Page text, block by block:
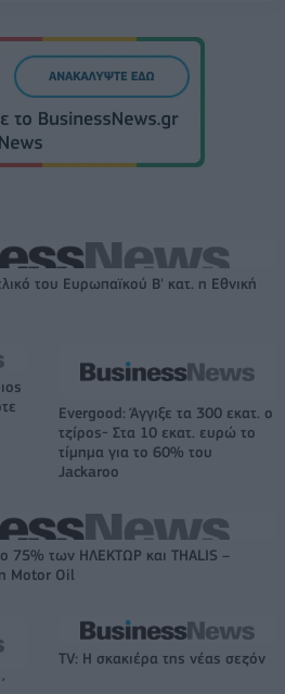
του Ευρωπαϊκού Β' κατ. η Εθνική
Evergood: Άγγιξε τα 300 εκατ. ο
τζίρος- Στα 10 εκατ. ευρώ το
τίμημα για το 60% του
Jackaroo
75% των ΗΛΕΚΤΩΡ και THALIS –
Motor Oil
TV: Η σκακιέρα της νέας σεζόν